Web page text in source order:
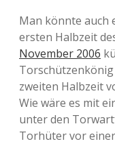
Man könnte auch
ersten Halbzeit
November 2006
zweiten Halbzeit
Wie wäre es mit
unter den
Torhüter vor